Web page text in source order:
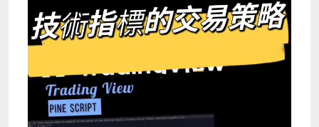
strategy.entryquot;BUYquot;,strategy.long traded=true
if buycloseCond and not noposition
strategy.closequot;BUYquot; if shortCond and
strategy.entryquot;SHORTquot;,strategy.short
traded=true if shortcloseCond and not noposition
strategy.closequot;SHORTquot; if
ta.changetimequot;Dquot;=0 traded=false 從backtest
buyCond=ta.crossoverZerolagMACDLine,ZerolagSignal
Line if buyCond and noposition
strategy.entryquot;BUYquot;,strategy.long if closeCond
and not noposition strategy.closequot;BUYquot;
plotZerolagMACDLine,title=quot;MACDLinequot;,color=
color.yellow ,linewidth=2
plotZerolagSignalLine,title=quot;SignalLinequot;,color=
color.green,linewidth=2 plotHistogram,
color=color.black,
Apple的5分鐘圖，你會發現指標的入市訊號比傳統的MACD
更準確，甚至你會看到MACD根本就是顯示市況向好，但
Predicted_price MACD卻顯示造淡訊號。事實上，Linear
Regression確實很有用，只要與價格有線性關係的數據都可
以作分析，會對股價的變化有預測作用。除了
Predicted_price MACD，其他我們研發的與Linear
Regression相關的交易策略都會陸續介紹給大家。 這篇文
章的的題目是如何用Trading View寫運用多種timeframe的